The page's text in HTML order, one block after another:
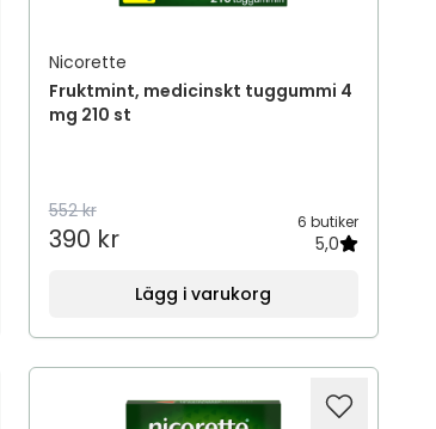
Nicorette
Fruktmint, medicinskt tuggummi 4
mg 210 st
552 kr
390 kr
6 butiker
5,0
Lägg i varukorg